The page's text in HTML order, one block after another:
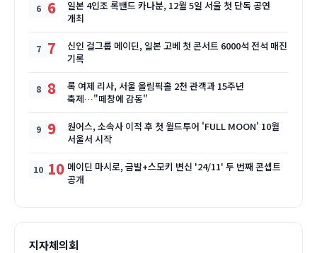
6
일본 4인조 록밴드 카나분, 12월 5일 서울 첫 단독 공연
개최
7
신인 걸그룹 메이딘, 일본 고베 첫 콘서트 6000석 전석 매진
기록
8
록 여제 리사, 서울 올림픽홀 2천 관객과 15주년
축제…"떼창에 감동"
9
원어스, 소속사 이적 후 첫 월드투어 'FULL MOON' 10월
서울서 시작
10 메이딘 마시로, 금발+스모키 변신 '24/11' 두 번째 콘셉트
공개
지자체의회